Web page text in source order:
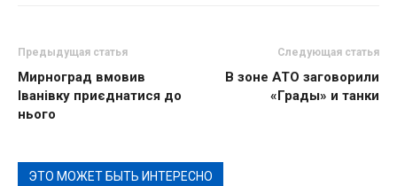
Предыдущая статья
Мирноград вмовив
Іванівку приєднатися до
нього
Следующая статья
В зоне АТО заговорили
«Грады» и танки
ЭТО МОЖЕТ БЫТЬ ИНТЕРЕСНО